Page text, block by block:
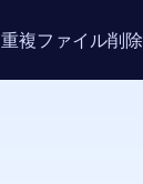
重複ファイル削除